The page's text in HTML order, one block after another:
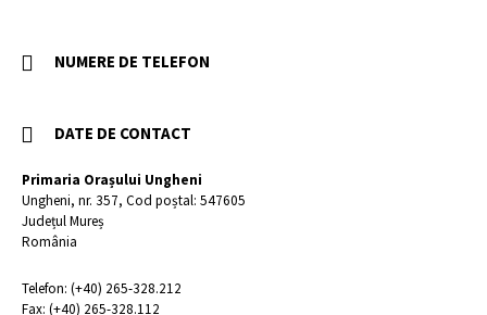
NUMERE DE TELEFON
DATE DE CONTACT
Primaria Orașului Ungheni
Ungheni, nr. 357, Cod poștal: 547605
Județul Mureș
România
Telefon: (+40) 265-328.212
Fax: (+40) 265-328.112